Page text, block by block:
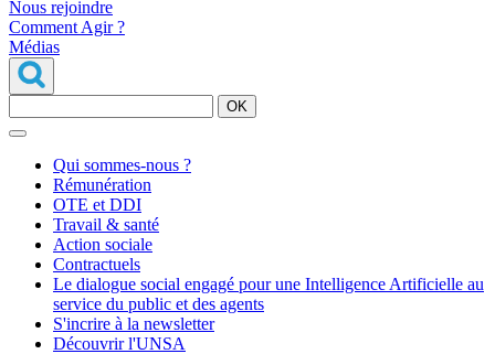
Nous rejoindre
Comment Agir ?
Médias
OK
Qui sommes-nous ?
Rémunération
OTE et DDI
Travail & santé
Action sociale
Contractuels
Le dialogue social engagé pour une Intelligence Artificielle au
service du public et des agents
S'incrire à la newsletter
Découvrir l'UNSA